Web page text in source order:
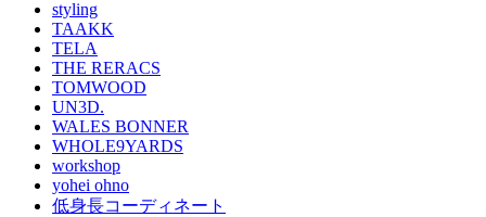
styling
TAAKK
TELA
THE RERACS
TOMWOOD
UN3D.
WALES BONNER
WHOLE9YARDS
workshop
yohei ohno
低身長コーディネート